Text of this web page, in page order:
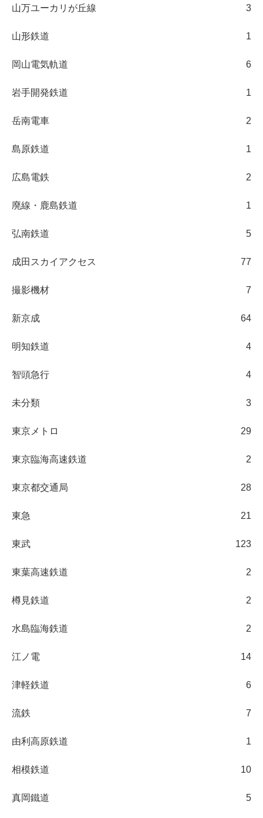
山万ユーカリが丘線 3
山形鉄道 1
岡山電気軌道 6
岩手開発鉄道 1
岳南電車 2
島原鉄道 1
広島電鉄 2
廃線・鹿島鉄道 1
弘南鉄道 5
成田スカイアクセス 77
撮影機材 7
新京成 64
明知鉄道 4
智頭急行 4
未分類 3
東京メトロ 29
東京臨海高速鉄道 2
東京都交通局 28
東急 21
東武 123
東葉高速鉄道 2
樽見鉄道 2
水島臨海鉄道 2
江ノ電 14
津軽鉄道 6
流鉄 7
由利高原鉄道 1
相模鉄道 10
真岡鐵道 5